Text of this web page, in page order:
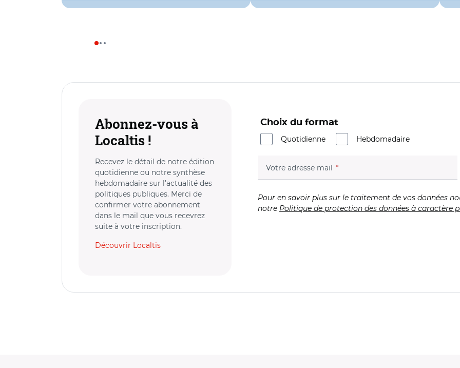
Abonnez-vous à
Localtis !
Recevez le détail de notre édition
quotidienne ou notre synthèse
hebdomadaire sur l’actualité des
politiques publiques. Merci de
confirmer votre abonnement
dans le mail que vous recevrez
suite à votre inscription.
Découvrir Localtis
Choix du format
Quotidienne
Hebdomadaire
Votre adresse mail (champ obligatoire)
Pour en savoir plus sur le traitement de vos données
notre Politique de protection des données à caractère